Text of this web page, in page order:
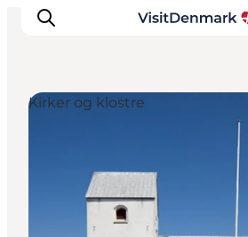
Destinationer
Oplevelser
Overnatning
Kirker og klostre